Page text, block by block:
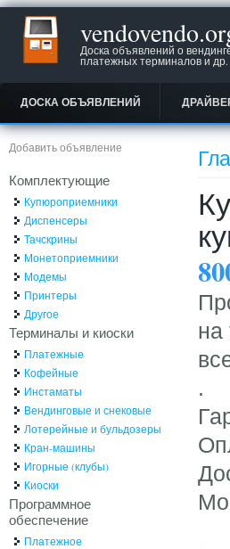
Доска объявлений о
платежных терминалов и др.
ДОСКА ОБЪЯВЛЕНИЙ
Вы
на
.
Добавить объявление
Комплектующие
Купюроприемники
Диспенсеры
Тачскрины
Монетоприемники
Модемы
Принтеры
Другое
Терминалы и киоски
Платежные
Кофейные
Инстаматы
Вендинговые и снековые
Лотерейные и бульдозеры
Кран-машины
Игорные (клубы)
Киоски
Программное
обеспечение
Платежное